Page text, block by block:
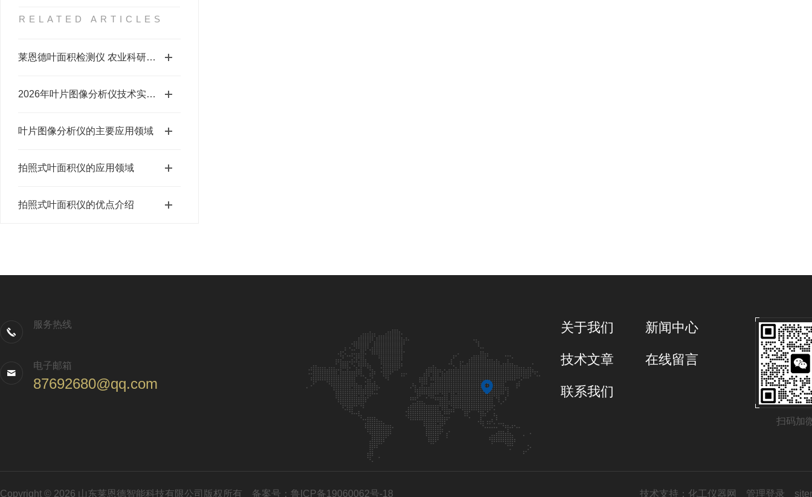
RELATED ARTICLES
莱恩德叶面积检测仪 农业科研选型要点与优势解析
2026年叶片图像分析仪技术实力测评：莱恩德科技领引行业技术革新
叶片图像分析仪的主要应用领域
拍照式叶面积仪的应用领域
拍照式叶面积仪的优点介绍
服务热线
电子邮箱
87692680@qq.com
扫码加
关于我们 新闻中心
技术文章 在线留言
联系我们
Copyright © 2026 山东莱恩德智能科技有限公司版权所有 备案号：鲁ICP备19060062号-18 技术支持： 化工仪器网 管理登录